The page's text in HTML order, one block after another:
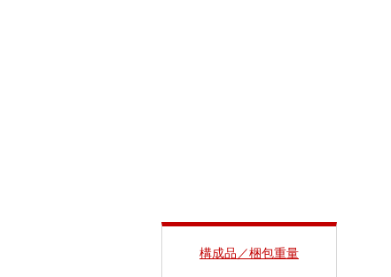
構成品／梱包重量